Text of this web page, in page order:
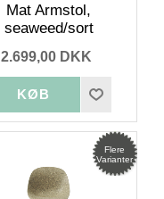
Mat Armstol,
seaweed/sort
2.699,00 DKK
Flere
Varianter